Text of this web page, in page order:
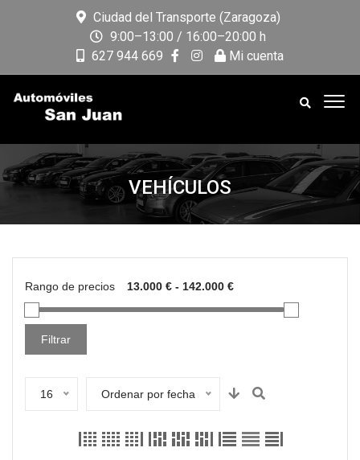
Ciudad del Transporte (Zaragoza)
9:00–13:00 / 16:00–20:00 h
627 944 669
Mi cuenta
VEHÍCULOS
Rango de precios
Filtrar
16 Ordenar por fecha